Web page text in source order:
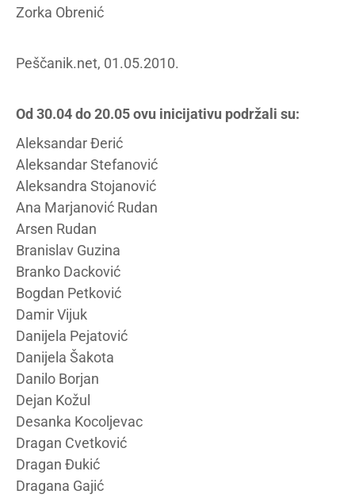
Zorka Obrenić
Peščanik.net, 01.05.2010.
Od 30.04 do 20.05 ovu inicijativu podržali su:
Aleksandar Đerić
Aleksandar Stefanović
Aleksandra Stojanović
Ana Marjanović Rudan
Arsen Rudan
Branislav Guzina
Branko Dacković
Bogdan Petković
Damir Vijuk
Danijela Pejatović
Danijela Šakota
Danilo Borjan
Dejan Kožul
Desanka Kocoljevac
Dragan Cvetković
Dragan Đukić
Dragana Gajić